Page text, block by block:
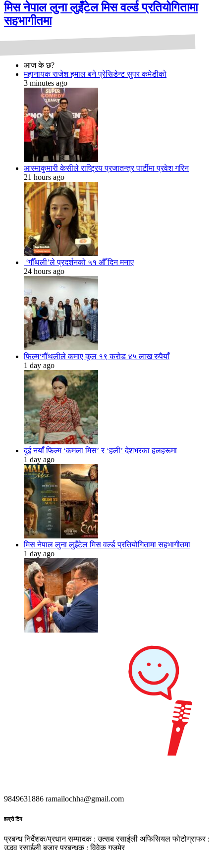
मिस नेपाल लुना लुइँटेल मिस वर्ल्ड प्रतियोगितामा
सहभागीतमा
आज के छ?
महानायक राजेश हमाल बने प्रेसिडेन्ट सुपर कमेडीको
3 minutes ago
आस्माकुमारी केसीले राष्ट्रिय प्रजातन्त्र पार्टीमा प्रवेश गरिन
21 hours ago
‘गौँथली’ले प्रदर्शनको ५१ औँ दिन मनाए
24 hours ago
फिल्म‘गौंथलीले कमाए कूल १९ करोड ४५ लाख रुपैयाँ
1 day ago
दुई नयाँ फिल्म ‘कमला मिस’ र ‘हली’ देशभरका हलहरूमा
1 day ago
मिस नेपाल लुना लुइँटेल मिस वर्ल्ड प्रतियोगितामा सहभागीतमा
1 day ago
9849631886 ramailochha@gmail.com
हाम्रो टिम
प्रबन्ध निर्देशक/प्रधान सम्पादक : उत्सब रसाईली अफिसियल फोटोग्राफर :
उद्धव रसाईली बजार प्रबन्धक : विवेक गजमेर